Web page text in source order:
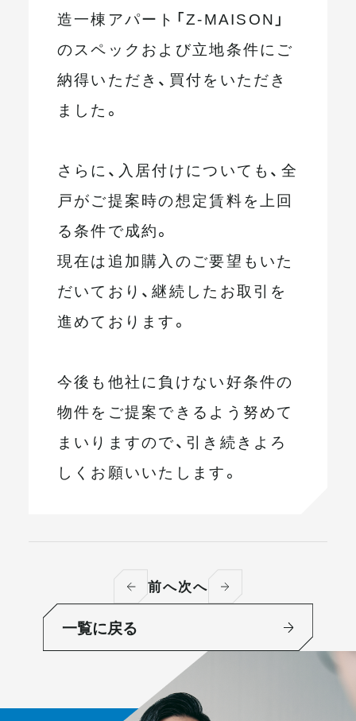
造一棟アパート「Z-MAISON」
のスペックおよび立地条件にご
納得いただき、買付をいただき
ました。
さらに、入居付けについても、全
戸がご提案時の想定賃料を上回
る条件で成約。
現在は追加購入のご要望もいた
だいており、継続したお取引を
進めております。
今後も他社に負けない好条件の
物件をご提案できるよう努めて
まいりますので、引き続きよろ
しくお願いいたします。
前へ次へ
一覧に戻る